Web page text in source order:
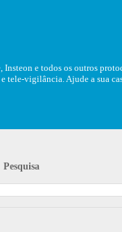
Insteon e todos os outros
tele-vigilância. Ajude a sua
Pesquisa